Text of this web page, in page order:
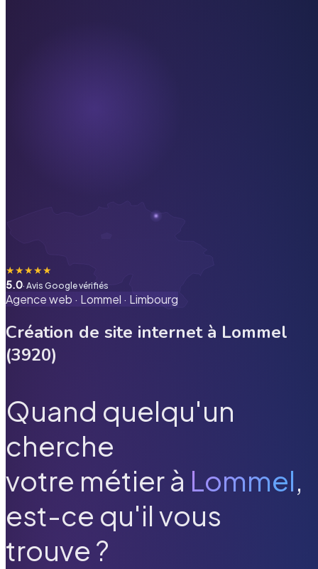
★★★★★
5.0· Avis Google vérifiés
Agence web · Lommel · Limbourg
Création de site internet à Lommel
(3920)
Quand quelqu'un
cherche
votre métier à Lommel,
est-ce qu'il vous
trouve ?